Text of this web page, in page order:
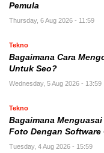
Pemula
Thursday, 6 Aug 2026 - 11:59
Tekno
Bagaimana Cara
Untuk Seo?
Wednesday, 5 Aug 2026 - 13:59
Tekno
Bagaimana
Foto Dengan Software
Tuesday, 4 Aug 2026 - 15:59